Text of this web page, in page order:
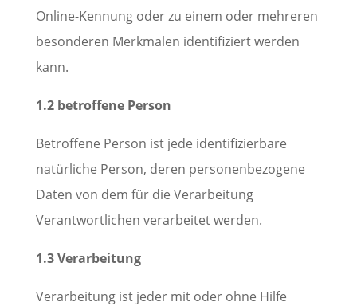
Online-Kennung oder zu einem oder mehreren
besonderen Merkmalen identifiziert werden
kann.
1.2 betroffene Person
Betroffene Person ist jede identifizierbare
natürliche Person, deren personenbezogene
Daten von dem für die Verarbeitung
Verantwortlichen verarbeitet werden.
1.3 Verarbeitung
Verarbeitung ist jeder mit oder ohne Hilfe